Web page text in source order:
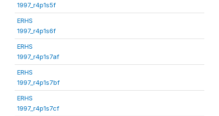
1997_r4p1s5f
ERHS
1997_r4p1s6f
ERHS
1997_r4p1s7af
ERHS
1997_r4p1s7bf
ERHS
1997_r4p1s7cf